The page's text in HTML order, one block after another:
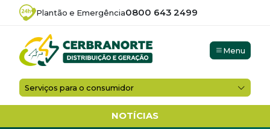
Plantão e Emergência0800 643 2499
Menu
Serviços para o consumidor
NOTÍCIAS